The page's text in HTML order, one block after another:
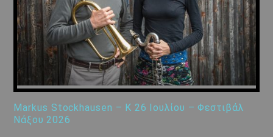
Markus Stockhausen – K 26 Ιουλίου – Φεστιβάλ
Νάξου 2026